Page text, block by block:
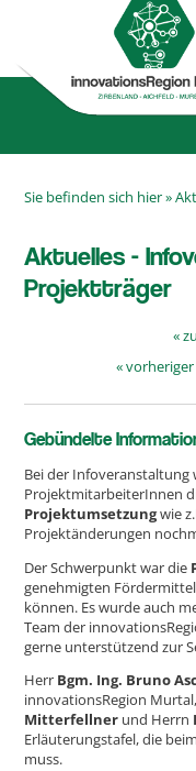
Sie befinden sich hier »
Aktuelles -
Projektträger
«
«
Gebündelte
Bei der
ProjektmitarbeiterInnen
Projektumsetzungwie
Projektänderungen
Der Schwerpunkt war die
genehmigten
können. Es wurde auch
Team der
gerne unterstützend zur
Herr Bgm. Ing. Bruno
innovationsRegion
Mitterfellner und Herrn
Erläuterungstafel, die
muss.